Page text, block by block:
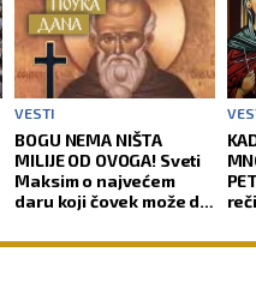
VESTI
BOGU NEMA NIŠTA
MILIJE OD OVOGA! Sveti
Maksim o najvećem
daru koji čovek može da